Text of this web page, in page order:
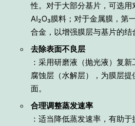
性。对于大部分基片，可选用
Al₂O₃膜料；对于金属膜，第
合金，以增强膜层与基片的结
去除表面不良层
：采用研磨液（抛光液）复
腐蚀层（水解层），为膜层
面。
合理调整蒸发速率
：适当降低蒸发速率，有助